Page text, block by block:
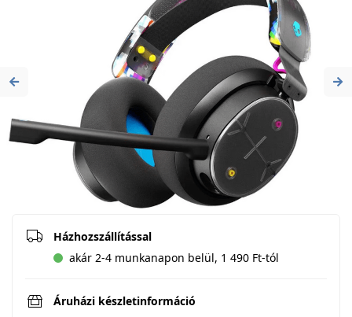
Previous
Házhozszállítással
akár 2-4 munkanapon belül, 1 490 Ft-tól
Áruházi készletinformáció